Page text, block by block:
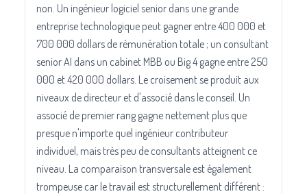
non. Un ingénieur logiciel senior dans une grande
entreprise technologique peut gagner entre 400 000 et
700 000 dollars de rémunération totale ; un consultant
senior AI dans un cabinet MBB ou Big 4 gagne entre 250
000 et 420 000 dollars. Le croisement se produit aux
niveaux de directeur et d'associé dans le conseil. Un
associé de premier rang gagne nettement plus que
presque n'importe quel ingénieur contributeur
individuel, mais très peu de consultants atteignent ce
niveau. La comparaison transversale est également
trompeuse car le travail est structurellement différent :